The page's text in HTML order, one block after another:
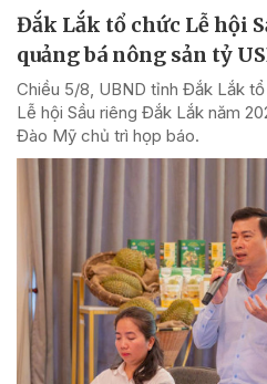
Đắk Lắk tổ chức Lễ hội
quảng bá nông sản tỷ
Chiều 5/8, UBND tỉnh Đắk Lắk
Lễ hội Sầu riêng Đắk Lắk năm
Đào Mỹ chủ trì họp báo.